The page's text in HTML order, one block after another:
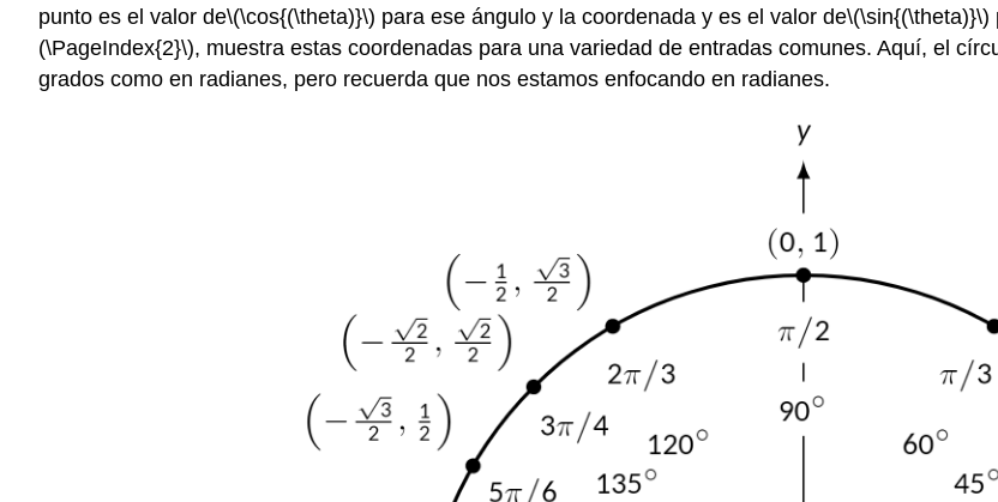
punto es el valor de\(\cos{(\theta)}\) para ese ángulo y la coordenada y es el valor de\(\sin{(\theta)}\)
(\PageIndex{2}\), muestra estas coordenadas para una variedad de entradas comunes. Aquí, el
grados como en radianes, pero recuerda que nos estamos enfocando en radianes.